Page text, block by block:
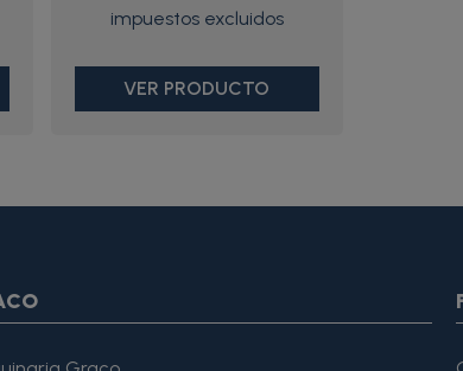
VER PRODUCTO
Martínez" }, "reviewRating": { "@type": "Rating",